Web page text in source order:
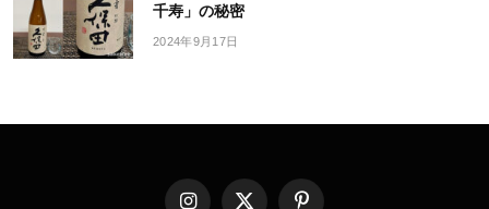
千寿」の秘密
2024年9月17日